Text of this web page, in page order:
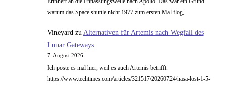
warum das Space shuttle nicht 1977 zum ersten Mal flog,…
Vineyard zu Alternativen für Artemis nach Wegfall des
Lunar Gateways
7. August 2026
Ich poste es mal hier, weil es auch Artemis betrifft.
https://www.techtimes.com/articles/321517/20260724/nasa-lost-1-5-